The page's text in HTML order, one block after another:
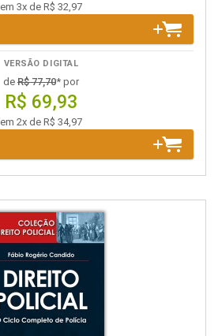
em 3x de R$ 32,97
VERSÃO DIGITAL
de R$ 77,70* por
R$ 69,93
em 2x de R$ 34,97